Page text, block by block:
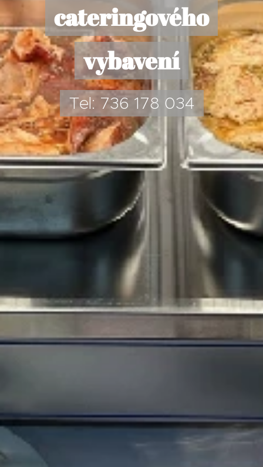
cateringového
vybavení
Tel: 736 178 034